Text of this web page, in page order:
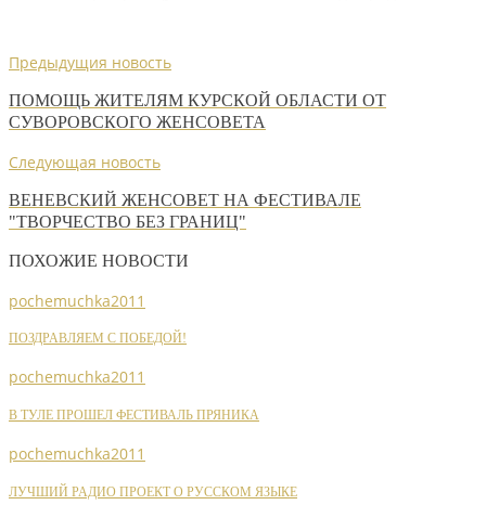
Предыдущия новость
ПОМОЩЬ ЖИТЕЛЯМ КУРСКОЙ ОБЛАСТИ ОТ
СУВОРОВСКОГО ЖЕНСОВЕТА
Следующая новость
ВЕНЕВСКИЙ ЖЕНСОВЕТ НА ФЕСТИВАЛЕ
"ТВОРЧЕСТВО БЕЗ ГРАНИЦ"
ПОХОЖИЕ НОВОСТИ
pochemuchka2011
ПОЗДРАВЛЯЕМ С ПОБЕДОЙ!
pochemuchka2011
В ТУЛЕ ПРОШЕЛ ФЕСТИВАЛЬ ПРЯНИКА
pochemuchka2011
ЛУЧШИЙ РАДИО ПРОЕКТ О РУССКОМ ЯЗЫКЕ